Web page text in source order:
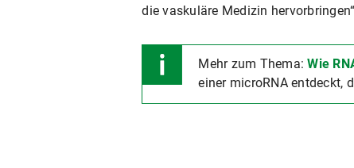
die vaskuläre Medizin
Mehr zum Thema:Wie
einer microRNA entdeckt,